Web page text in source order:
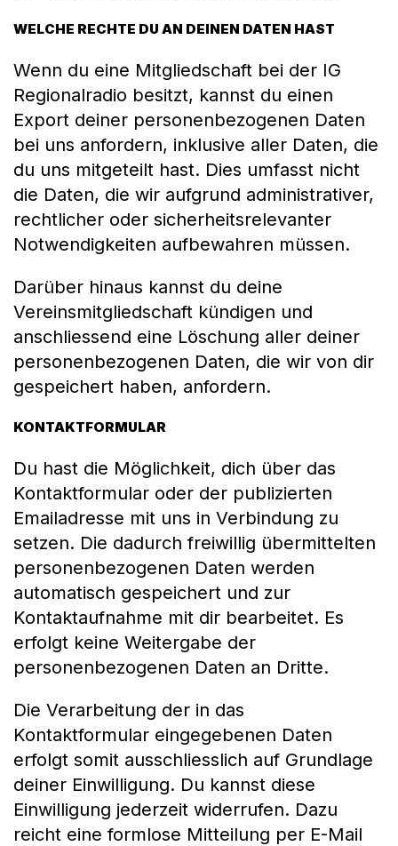
WELCHE RECHTE DU AN DEINEN DATEN HAST
Wenn du eine Mitgliedschaft bei der IG
Regionalradio besitzt, kannst du einen
Export deiner personenbezogenen Daten
bei uns anfordern, inklusive aller Daten, die
du uns mitgeteilt hast. Dies umfasst nicht
die Daten, die wir aufgrund administrativer,
rechtlicher oder sicherheitsrelevanter
Notwendigkeiten aufbewahren müssen.
Darüber hinaus kannst du deine
Vereinsmitgliedschaft kündigen und
anschliessend eine Löschung aller deiner
personenbezogenen Daten, die wir von dir
gespeichert haben, anfordern.
KONTAKTFORMULAR
Du hast die Möglichkeit, dich über das
Kontaktformular oder der publizierten
Emailadresse mit uns in Verbindung zu
setzen. Die dadurch freiwillig übermittelten
personenbezogenen Daten werden
automatisch gespeichert und zur
Kontaktaufnahme mit dir bearbeitet. Es
erfolgt keine Weitergabe der
personenbezogenen Daten an Dritte.
Die Verarbeitung der in das
Kontaktformular eingegebenen Daten
erfolgt somit ausschliesslich auf Grundlage
deiner Einwilligung. Du kannst diese
Einwilligung jederzeit widerrufen. Dazu
reicht eine formlose Mitteilung per E-Mail